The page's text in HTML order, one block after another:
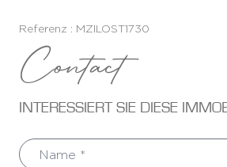
Referenz : MZILOST1730
Contact
INTERESSIERT SIE DIESE